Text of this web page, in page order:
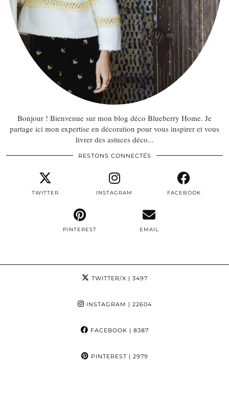
Bonjour ! Bienvenue sur mon blog déco Blueberry Home. Je
partage ici mon expertise en décoration pour vous inspirer et vous
livrer des astuces déco...
RESTONS CONNECTÉS
TWITTER INSTAGRAM FACEBOOK
PINTEREST EMAIL
TWITTER/X | 3497
INSTAGRAM | 22604
FACEBOOK | 8387
PINTEREST| 2979